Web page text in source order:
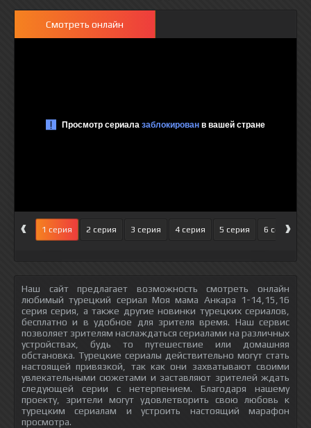
Смотреть онлайн
‹ 1 серия 2 серия 3 серия 4 серия 5 серия 6 серия
›
Наш сайт предлагает возможность смотреть онлайн
любимый турецкий сериал Моя мама Анкара 1-14,15,16
серия серия, а также другие новинки турецких сериалов,
бесплатно и в удобное для зрителя время. Наш сервис
позволяет зрителям наслаждаться сериалами на различных
устройствах, будь то путешествие или домашняя
обстановка. Турецкие сериалы действительно могут стать
настоящей привязкой, так как они захватывают своими
увлекательными сюжетами и заставляют зрителей ждать
следующей серии с нетерпением. Благодаря нашему
проекту, зрители могут удовлетворить свою любовь к
турецким сериалам и устроить настоящий марафон
просмотра.